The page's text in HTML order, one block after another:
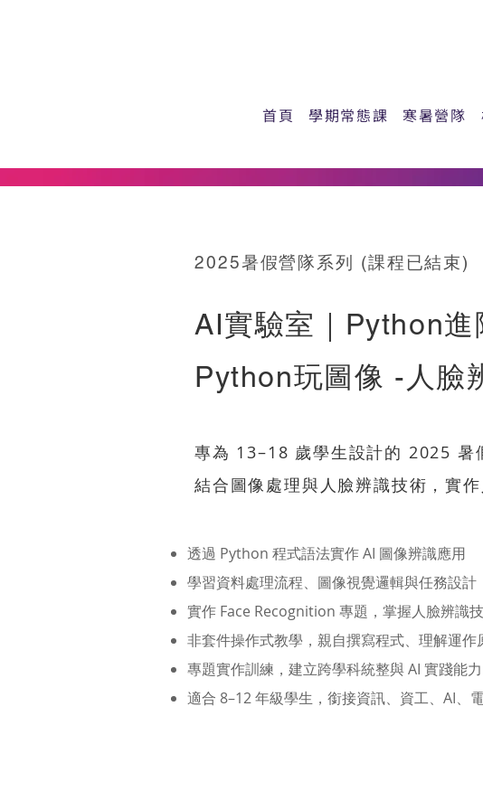
首頁 學期常態課 寒暑營隊
2025暑假營隊系列 (課程已結束)
AI實驗室｜Python進
Python玩圖像 -人臉
專為 13–18 歲學生設計的 2025
結合圖像處理與人臉辨識技術，實
透過 Python 程式語法實作 AI 圖像辨識應用
學習資料處理流程、圖像視覺邏輯與任務設計
實作 Face Recognition 專題，掌握人臉辨識
非套件操作式教學，親自撰寫程式、理解運作
專題實作訓練，建立跨學科統整與 AI 實踐能力
適合 8–12 年級學生，銜接資訊、資工、AI、